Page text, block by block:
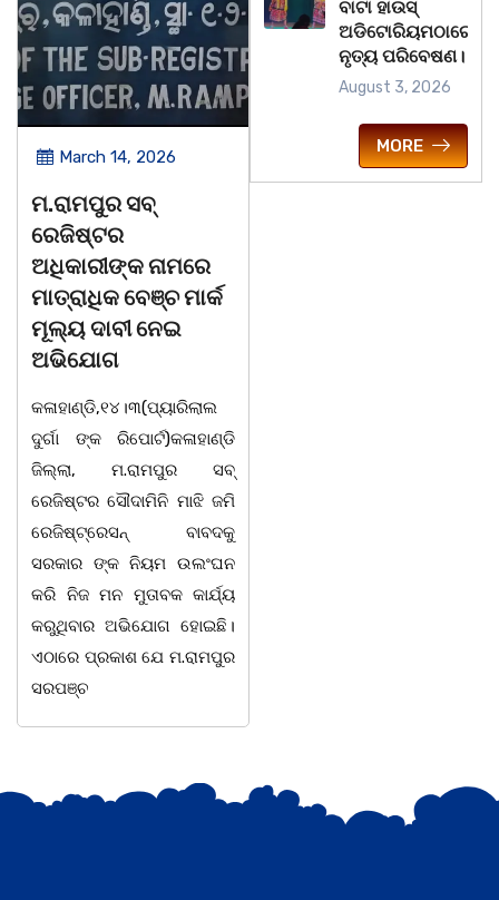
March 14, 2026
ମ.ରାମପୁର ସବ୍
ରେଜିଷ୍ଟର
ଅଧିକାରୀଙ୍କ ନାମରେ
ମାତ୍ରାଧିକ ବେଞ୍ଚ ମାର୍କ
ମୂଲ୍ୟ ଦାବୀ ନେଇ
ଅଭିଯୋଗ
କଳାହାଣ୍ଡି,୧୪।୩(ପ୍ୟାରିଲାଲ
ଦୁର୍ଗା ଙ୍କ ରିପୋର୍ଟ)କଳାହାଣ୍ଡି
ଜିଲ୍ଲା, ମ.ରାମପୁର ସବ୍
ରେଜିଷ୍ଟର ସୌଦାମିନି ମାଝି ଜମି
ରେଜିଷ୍ଟ୍ରେସନ୍ ବାବଦକୁ
ସରକାର ଙ୍କ ନିୟମ ଉଲଂଘନ
କରି ନିଜ ମନ ମୁତାବକ କାର୍ଯ୍ୟ
କରୁଥିବାର ଅଭିଯୋଗ ହୋଇଛି।
ଏଠାରେ ପ୍ରକାଶ ଯେ ମ.ରାମପୁର
ସରପଞ୍ଚ
March 14, 2026
ବାଟା ହାଉସ୍
ଅଡିଟୋରିୟମଠାରେ
ନୃତ୍ୟ ପରିବେଷଣ।
August 3, 2026
MORE